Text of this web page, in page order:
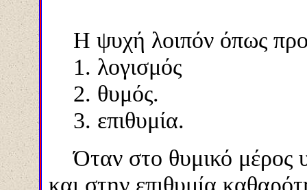
Η ψυχή λοιπόν όπως
1. λογισμός
2. θυμός.
3. επιθυμία.
Όταν στο θυμικό μέρος
και στην επιθυμία